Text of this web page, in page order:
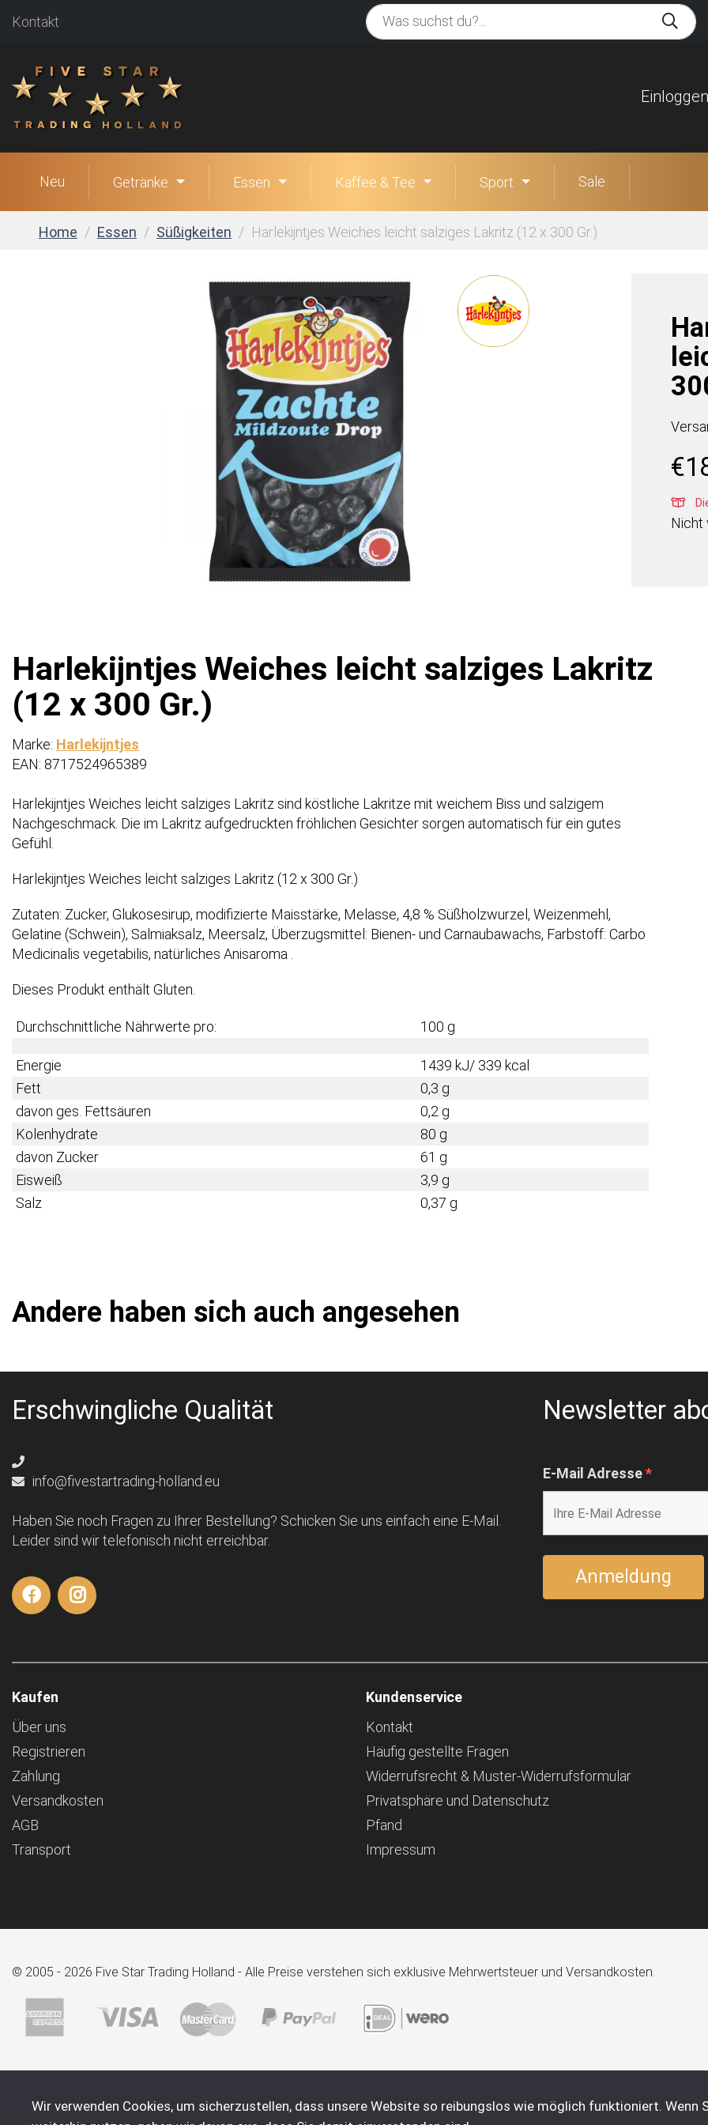
Kontakt
Einloggen
Neu Getränke Essen Kaffee & Tee Sport Sale
Home Essen Süßigkeiten Harlekijntjes Weiches leicht salziges Lakritz (12 x 300 Gr.)
€
Nicht
Harlekijntjes Weiches leicht salziges Lakritz
(12 x 300 Gr.)
Marke: Harlekijntjes
EAN: 8717524965389
Harlekijntjes Weiches leicht salziges Lakritz sind köstliche Lakritze mit weichem Biss und salzigem
Nachgeschmack. Die im Lakritz aufgedruckten fröhlichen Gesichter sorgen automatisch für ein gutes
Gefühl.
Harlekijntjes Weiches leicht salziges Lakritz (12 x 300 Gr.)
Zutaten: Zucker, Glukosesirup, modifizierte Maisstärke, Melasse, 4,8 % Süßholzwurzel, Weizenmehl,
Gelatine (Schwein), Salmiaksalz, Meersalz, Überzugsmittel: Bienen- und Carnaubawachs, Farbstoff: Carbo
Medicinalis vegetabilis, natürliches Anisaroma .
Dieses Produkt enthält Gluten.
Durchschnittliche Nährwerte pro: 100 g
Energie
1439 kJ/ 339 kcal
Fett
0,3 g
davon ges. Fettsäuren
0,2 g
Kolenhydrate
80 g
davon Zucker
61 g
Eisweiß
3,9 g
Salz
0,37 g
Andere haben sich auch angesehen
Erschwingliche Qualität
info@fivestartrading-holland.eu
Haben Sie noch Fragen zu Ihrer Bestellung? Schicken Sie uns einfach eine E-Mail.
Leider sind wir telefonisch nicht erreichbar.
Newsletter
E-Mail Adresse*
Kaufen
Über uns
Registrieren
Zahlung
Versandkosten
AGB
Transport
Kundenservice
Kontakt
Häufig gestellte Fragen
Widerrufsrecht & Muster-Widerrufsformular
Privatsphäre und Datenschutz
Pfand
Impressum
© 2005 - 2026 Five Star Trading Holland - Alle Preise verstehen sich exklusive Mehrwertsteuer und Versandkosten.
Wir verwenden Cookies, um sicherzustellen, dass unsere Website so reibungslos wie möglich funktioniert. Wenn